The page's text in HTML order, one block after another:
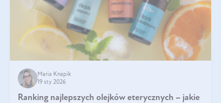
Maria Knapik
19 sty 2026
Ranking najlepszych olejków eterycznych – jakie